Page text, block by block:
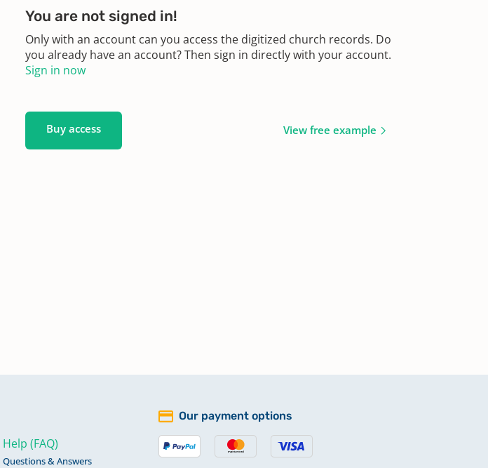
You are not signed in!
Only with an account can you access the digitized church records. Do
you already have an account? Then sign in directly with your account.
Sign in now
Buy access View free example
Help (FAQ)
Questions & Answers
Our payment options